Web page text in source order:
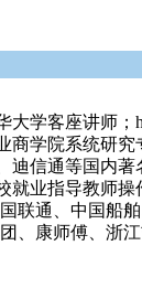
大学客座讲师；
商学院系统研究
迪信通等国内
就业指导教师
联通、中国船
、康师傅、浙